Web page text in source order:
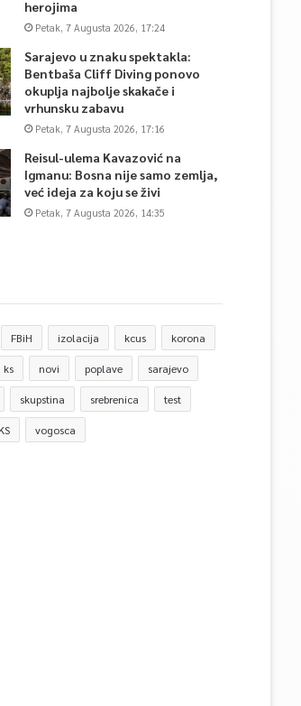
herojima
Petak, 7 Augusta 2026, 17:24
Sarajevo u znaku spektakla:
Bentbaša Cliff Diving ponovo
okuplja najbolje skakače i
vrhunsku zabavu
Petak, 7 Augusta 2026, 17:16
Reisul-ulema Kavazović na
Igmanu: Bosna nije samo zemlja,
već ideja za koju se živi
Petak, 7 Augusta 2026, 14:35
FBiH izolacija kcus korona
ks novi poplave sarajevo
skupstina srebrenica test
vogosca